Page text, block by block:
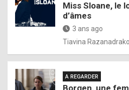
Miss Sloane, le
d’âmes
3 ans ago
Tiavina
A REGARDER
Borgen, une